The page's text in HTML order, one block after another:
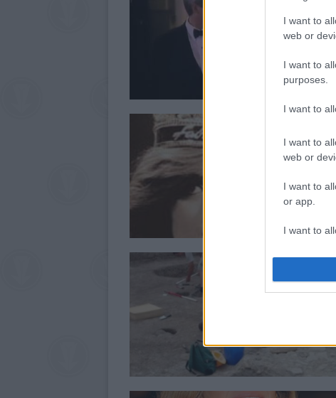
I want to
web or
I want to
purposes.
I want to
I want to
web or
I want to
or app.
I want to
I want to